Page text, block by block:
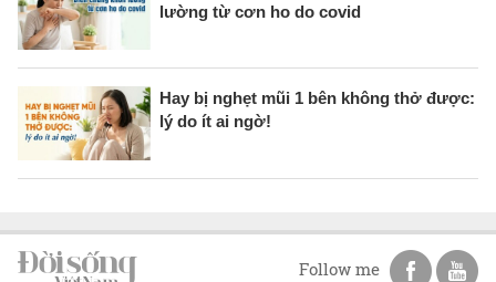
lường từ cơn ho do covid
Hay bị nghẹt mũi 1 bên không thở được:
lý do ít ai ngờ!
Follow me